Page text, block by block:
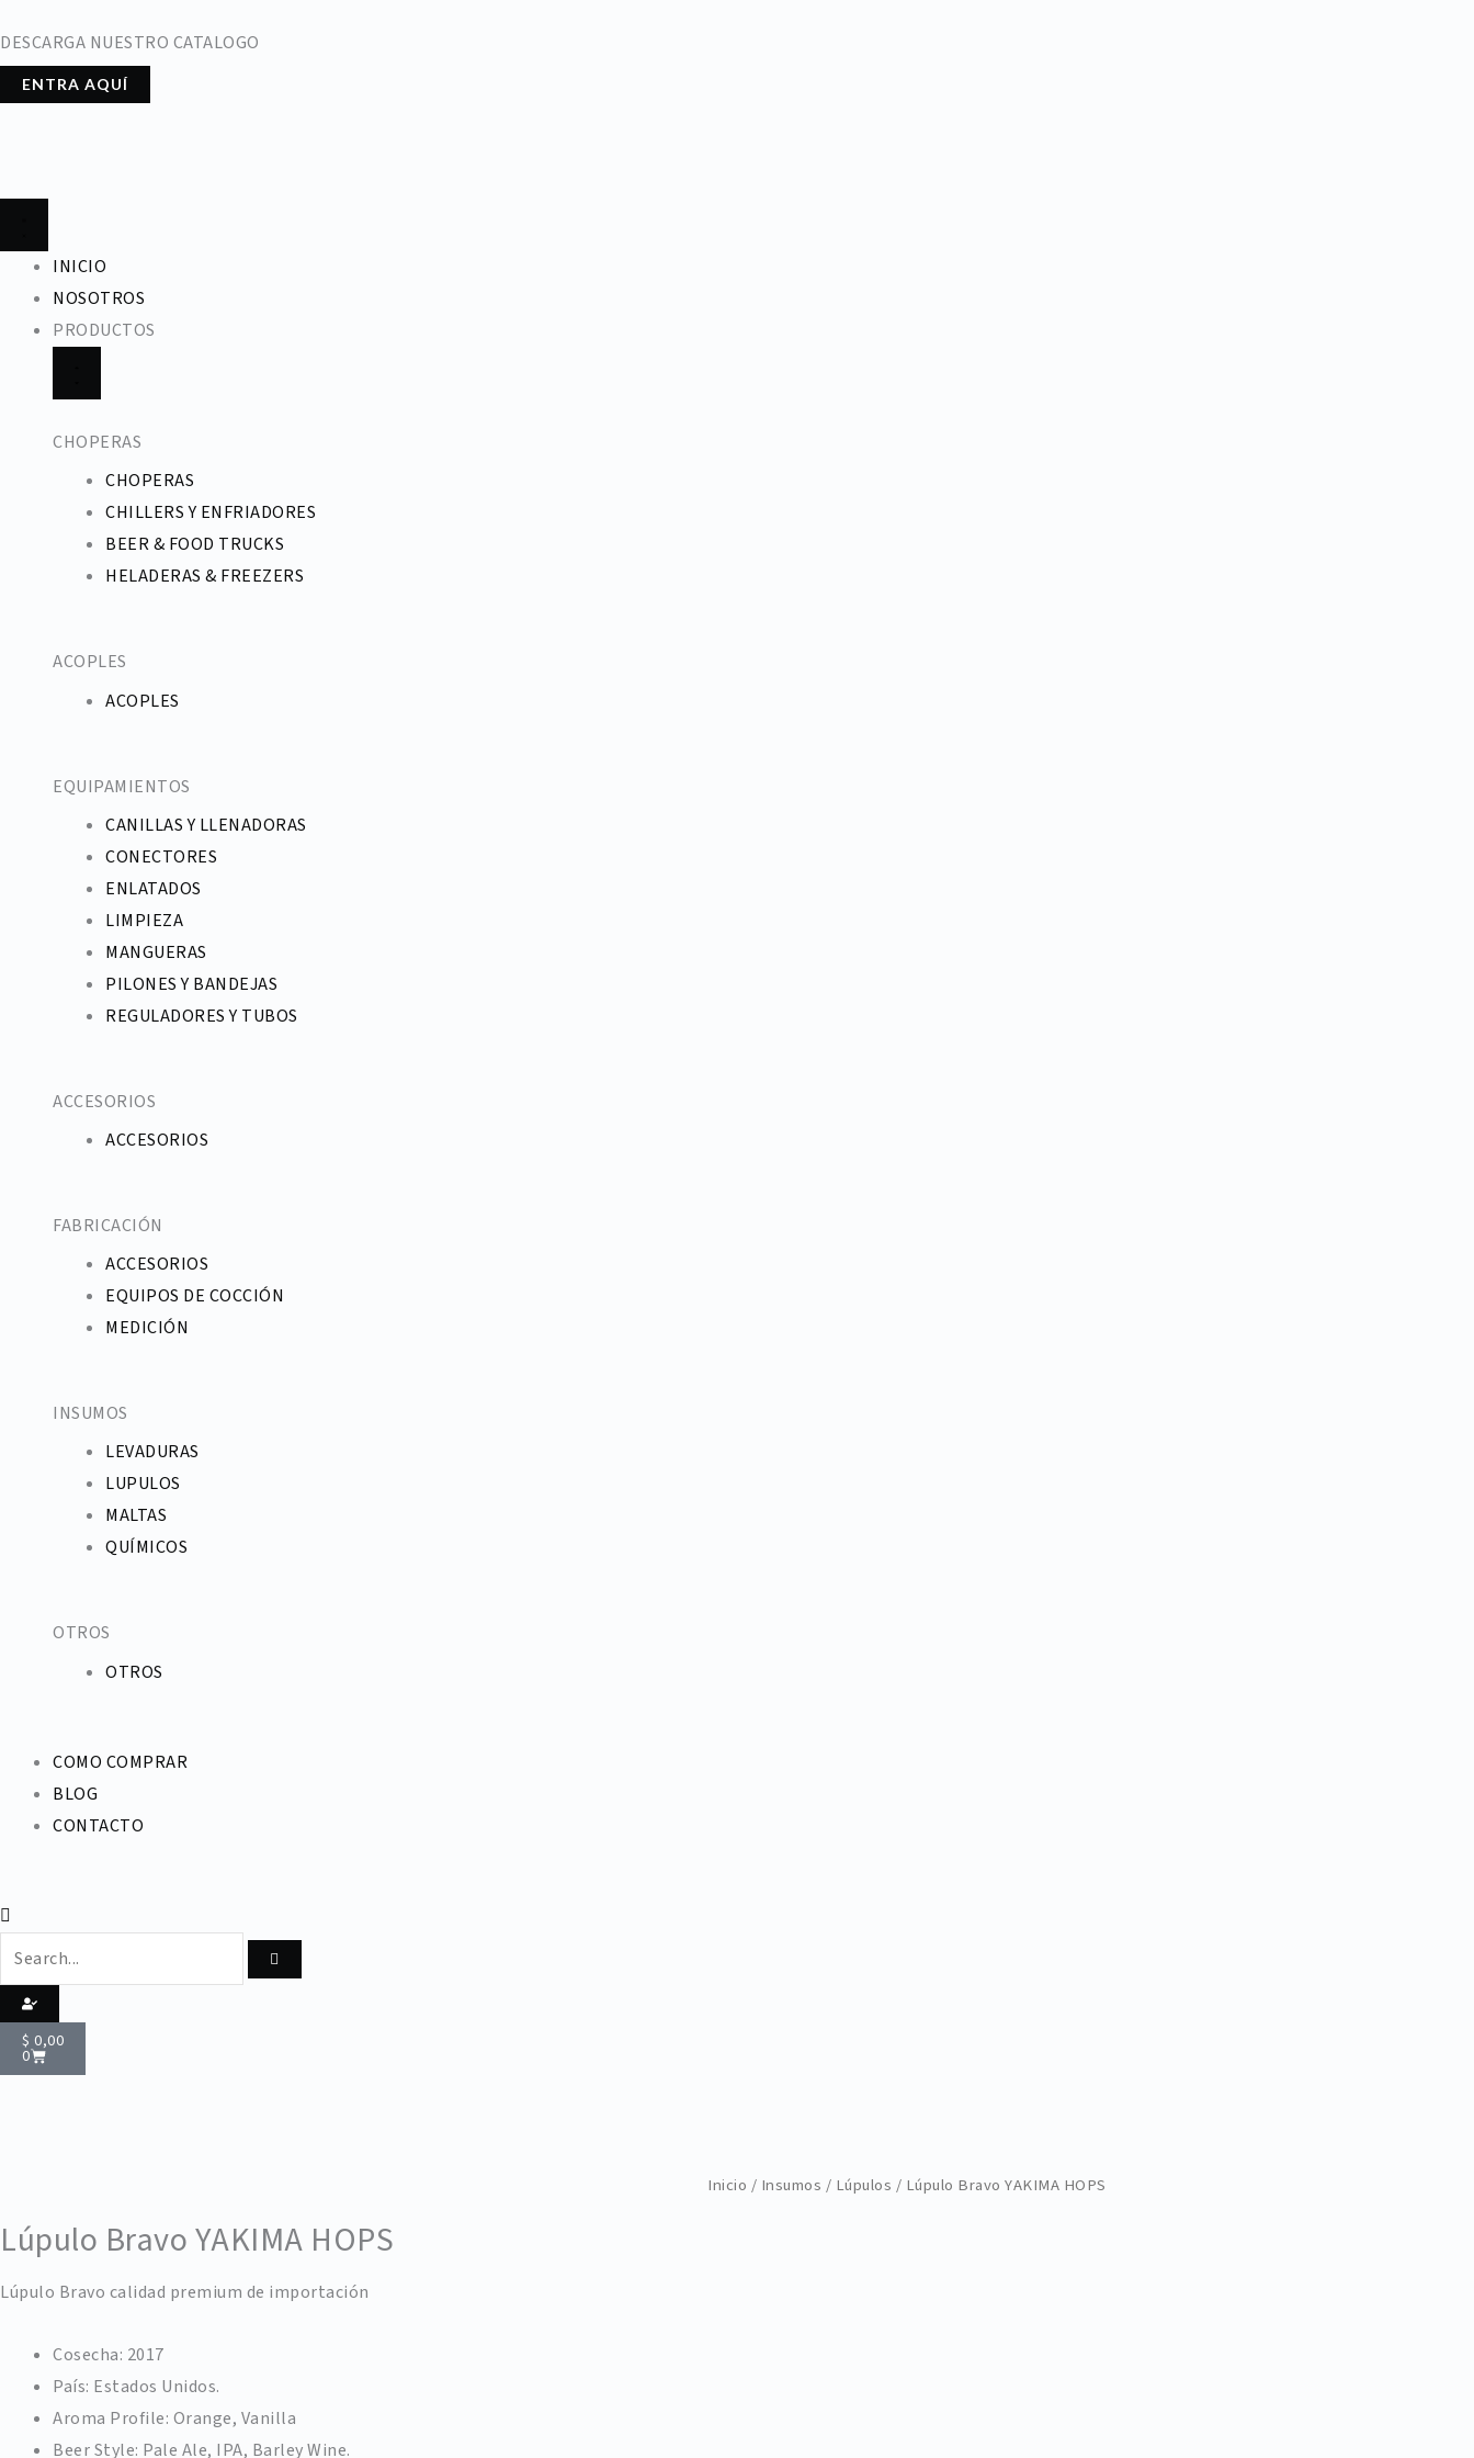
al
contenido
DESCARGA NUESTRO CATALOGO
ENTRA AQUÍ
INICIO
NOSOTROS
PRODUCTOS
CHOPERAS
CHOPERAS
CHILLERS Y ENFRIADORES
BEER & FOOD TRUCKS
HELADERAS & FREEZERS
ACOPLES
ACOPLES
EQUIPAMIENTOS
CANILLAS Y LLENADORAS
CONECTORES
ENLATADOS
LIMPIEZA
MANGUERAS
PILONES Y BANDEJAS
REGULADORES Y TUBOS
ACCESORIOS
ACCESORIOS
FABRICACIÓN
ACCESORIOS
EQUIPOS DE COCCIÓN
MEDICIÓN
INSUMOS
LEVADURAS
LUPULOS
MALTAS
QUÍMICOS
OTROS
OTROS
COMO COMPRAR
BLOG
CONTACTO
$ 0,00
0
Cart
Inicio / Insumos / Lúpulos / Lúpulo Bravo YAKIMA HOPS
Lúpulo Bravo YAKIMA HOPS
Lúpulo Bravo calidad premium de importación
Cosecha: 2017
País: Estados Unidos.
Aroma Profile: Orange, Vanilla
Beer Style: Pale Ale, IPA, Barley Wine.